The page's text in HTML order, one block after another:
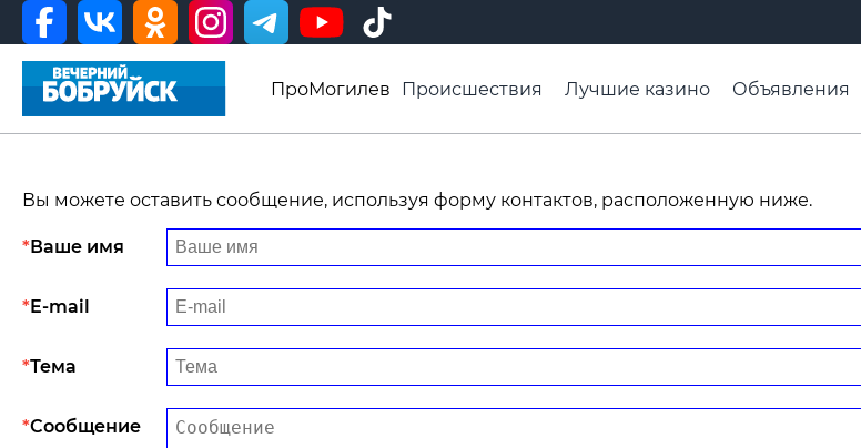
ПроМогилев Происшествия Лучшие казино Объявления
Видео ВБ
Вы можете оставить сообщение, используя форму контактов, расположенную ниже.
Ваше имя
E-mail
Тема
Сообщение